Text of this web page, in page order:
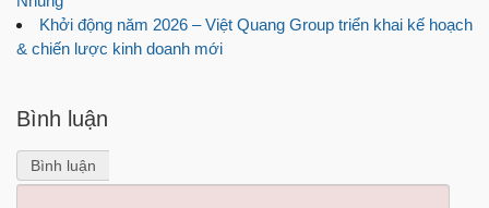
Khởi động năm 2026 – Việt Quang Group triển khai kế hoạch
& chiến lược kinh doanh mới
Bình luận
Bình luận